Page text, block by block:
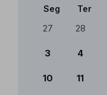
Calendário
Seg Ter
27 28
3 4
10 11